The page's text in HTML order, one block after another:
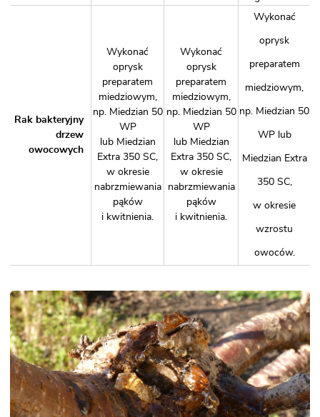
Rak bakteryjny
drzew
owocowych
Wykonać
oprysk
preparatem
miedziowym,
np. Miedzian 50
WP
lub Miedzian
Extra 350 SC,
w okresie
nabrzmiewania
pąków
i kwitnienia.
Wykonać
oprysk
preparatem
miedziowym,
np. Miedzian 50
WP
lub Miedzian
Extra 350 SC,
w okresie
nabrzmiewania
pąków
i kwitnienia.
Wykonać
oprysk
preparatem
miedziowym,
np. Miedzian 50
WPlub
Miedzian Extra
350 SC,
w okresie
wzrostu
owoców.